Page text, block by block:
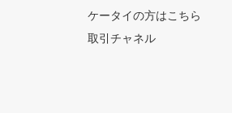
ケータイの方はこちら
取引チャネル